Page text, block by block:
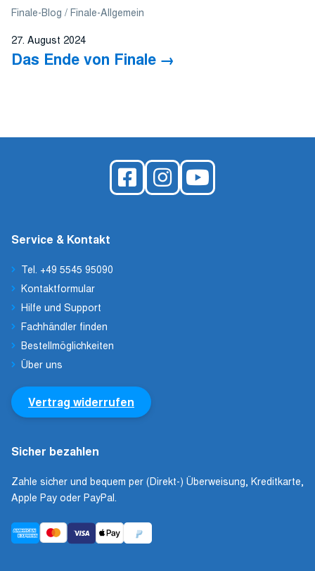
Finale-Blog
Finale-Allgemein
27. August 2024
Das Ende von Finale
Service & Kontakt
Tel. +49 5545 95090
Kontaktformular
Hilfe und Support
Fachhändler finden
Bestellmöglichkeiten
Über uns
Vertrag widerrufen
Sicher bezahlen
Zahle sicher und bequem per (Direkt-) Überweisung, Kreditkarte,
Apple Pay oder PayPal.